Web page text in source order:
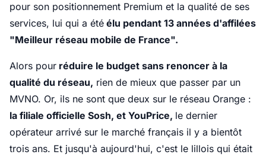
pour son positionnement Premium et la qualité de ses
services, lui qui a été élu pendant 13 années d'affilées
"Meilleur réseau mobile de France".
Alors pour réduire le budget sans renoncer à la
qualité du réseau, rien de mieux que passer par un
MVNO. Or, ils ne sont que deux sur le réseau Orange :
la filiale officielle Sosh, et YouPrice, le dernier
opérateur arrivé sur le marché français il y a bientôt
trois ans. Et jusqu'à aujourd'hui, c'est le lillois qui était